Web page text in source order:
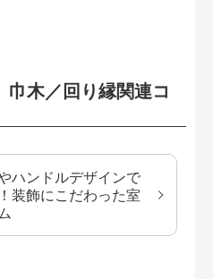
木／回り縁関連コ
ハンドルデザインで
装飾にこだわった室